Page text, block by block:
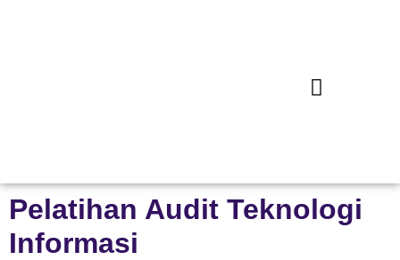
Pelatihan Audit Teknologi
Informasi